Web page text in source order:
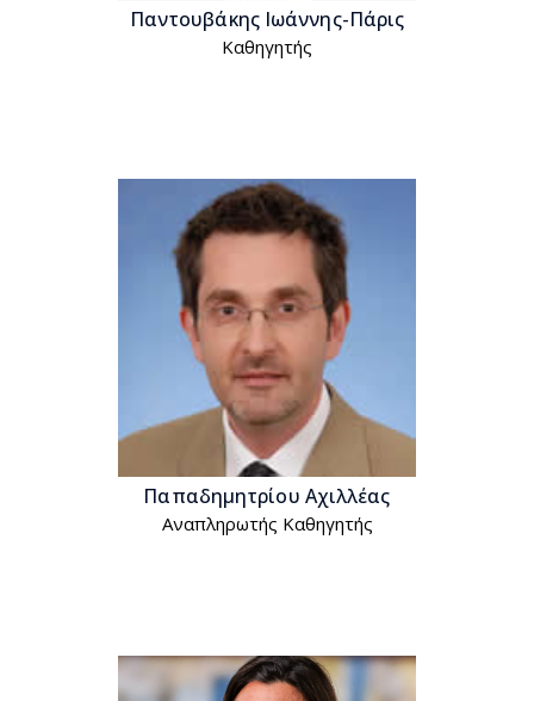
Παντουβάκης Ιωάννης-Πάρις
Kαθηγητής
Παπαδημητρίου Αχιλλέας
Αναπληρωτής Kαθηγητής